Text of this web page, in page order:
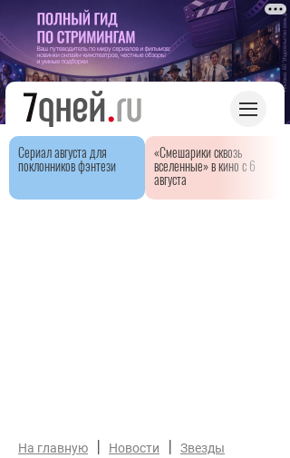
Сериал августа для
поклонников фэнтези
«Смешарики сквозь
вселенные» в кино с 6
августа
На главную | Новости | Звезды